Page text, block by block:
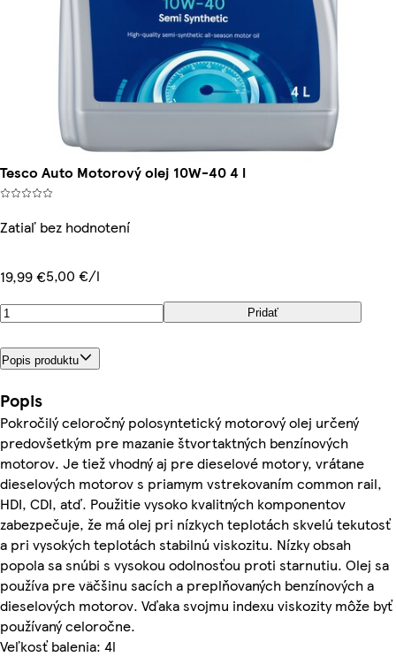
Tesco Auto Motorový olej 10W-40 4 l
Zatiaľ bez hodnotení
19,99 €5,00 €/l
Pridať
Popis produktu
Popis
Pokročilý celoročný polosyntetický motorový olej určený
predovšetkým pre mazanie štvortaktných benzínových
motorov. Je tiež vhodný aj pre dieselové motory, vrátane
dieselových motorov s priamym vstrekovaním common rail,
HDI, CDI, atď. Použitie vysoko kvalitných komponentov
zabezpečuje, že má olej pri nízkych teplotách skvelú tekutosť
a pri vysokých teplotách stabilnú viskozitu. Nízky obsah
popola sa snúbi s vysokou odolnosťou proti starnutiu. Olej sa
používa pre väčšinu sacích a preplňovaných benzínových a
dieselových motorov. Vďaka svojmu indexu viskozity môže byť
používaný celoročne.
Veľkosť balenia: 4l